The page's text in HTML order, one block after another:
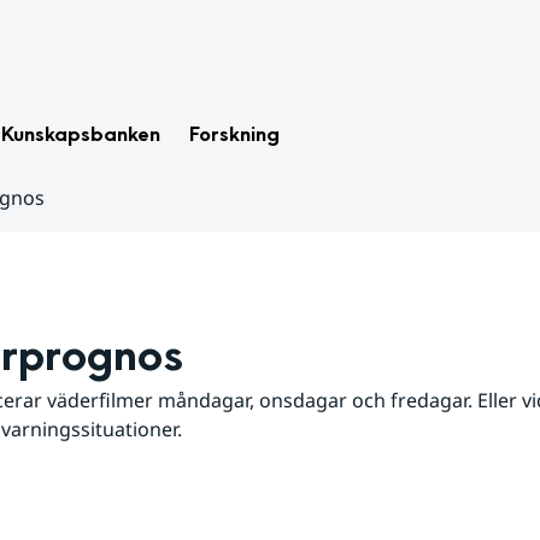
Kunskapsbanken Forskning
väderfilmer måndagar, onsdagar och fredagar. Eller